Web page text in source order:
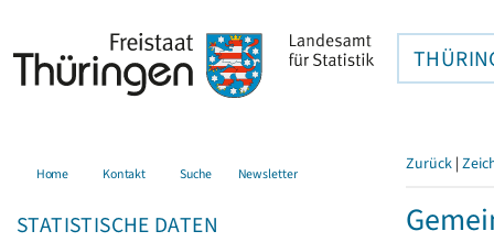
Home Kontakt Suche Newsletter
STATISTISCHE DATEN
Zurück |